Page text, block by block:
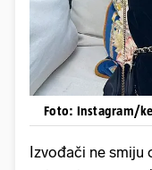
Foto: Instagram/
Izvođači ne